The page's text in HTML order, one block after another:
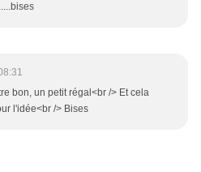
bon, un petit régal<br /> Et cela
l'idée<br /> Bises